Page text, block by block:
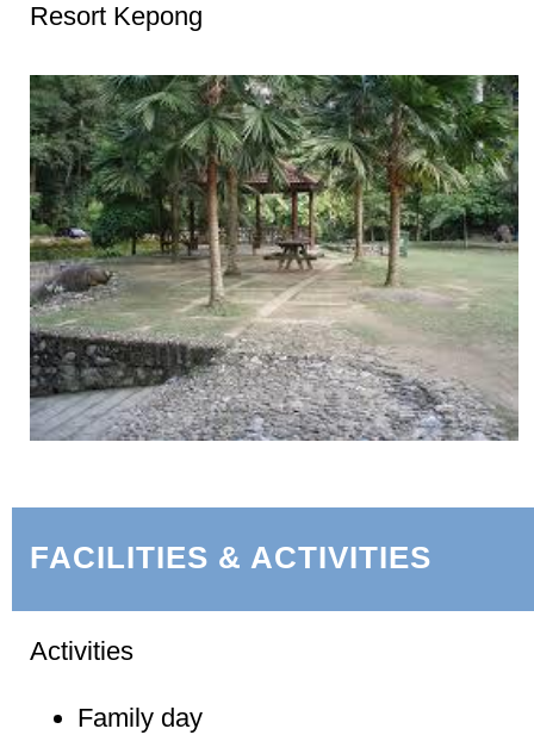
Resort Kepong
FACILITIES & ACTIVITIES
Activities
Family day